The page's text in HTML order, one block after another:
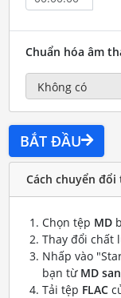
Chuẩn hóa âm
BẮT ĐẦU
Cách chuyển đổi
Chọn tệp MD
Thay đổi chất
Nhấp vào
bạn từ MD
Tải tệp FLAC